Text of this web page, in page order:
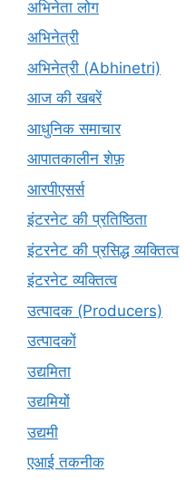
अभिनेता लोग
अभिनेत्री
अभिनेत्री (Abhinetri)
आज की खबरें
आधुनिक समाचार
आपातकालीन शेफ़
आरपीएसर्स
इंटरनेट की प्रतिष्ठिता
इंटरनेट की प्रसिद्ध व्यक्तित्व
इंटरनेट व्यक्तित्व
उत्पादक (Producers)
उत्पादकों
उद्यमिता
उद्यमियों
उद्यमी
एआई तकनीक